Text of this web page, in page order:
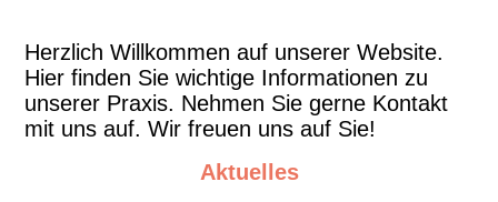
Herzlich Willkommen auf unserer Website.
Hier finden Sie wichtige Informationen zu
unserer Praxis. Nehmen Sie gerne Kontakt
mit uns auf. Wir freuen uns auf Sie!
Aktuelles